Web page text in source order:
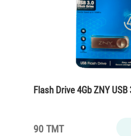
Flash Drive 4Gb ZNY USB
90 TMT